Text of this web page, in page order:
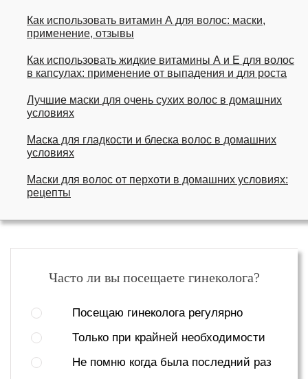
Как использовать витамин А для волос: маски,
применение, отзывы
Как использовать жидкие витамины А и Е для волос
в капсулах: применение от выпадения и для роста
Лучшие маски для очень сухих волос в домашних
условиях
Маска для гладкости и блеска волос в домашних
условиях
Маски для волос от перхоти в домашних условиях:
рецепты
Часто ли вы посещаете гинеколога?
Посещаю гинеколога регулярно
Только при крайней необходимости
Не помню когда была последний раз